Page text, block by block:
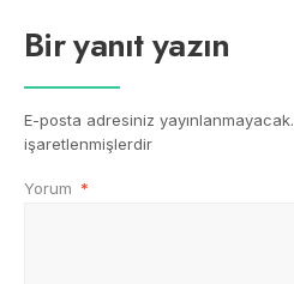
Bir yanıt yazın
E-posta adresiniz yayınlanmayacak.
işaretlenmişlerdir
Yorum *